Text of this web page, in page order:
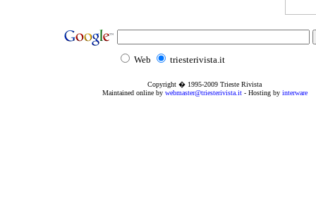
Web triesterivista.it
Copyright � 1995-2009 Trieste Rivista
Maintained online by webmaster@triesterivista.it- Hosting by interware